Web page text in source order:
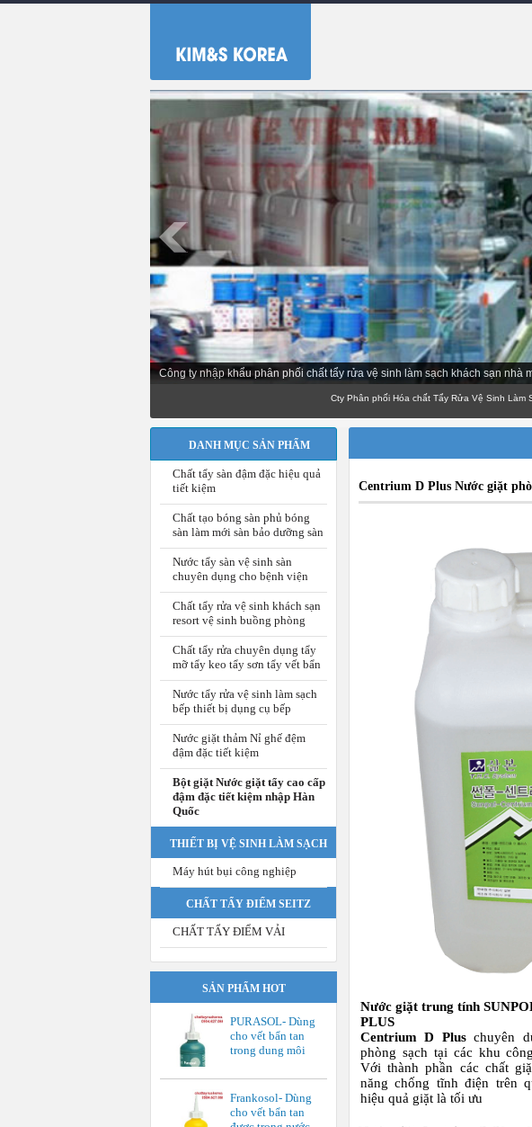
Công ty nhập khẩu phân phối chất tẩy rửa vệ sinh làm sạch khách sạn nhà
Cty Phân phối Hóa chất Tẩy Rửa Vệ Sinh Làm Sạch
DANH MỤC SẢN PHẨM
Chất tẩy sàn đậm đặc hiệu quả
tiết kiệm
Chất tạo bóng sàn phủ bóng
sàn làm mới sàn bảo dưỡng sàn
Nước tẩy sàn vệ sinh sàn
chuyên dụng cho bệnh viện
Chất tẩy rửa vệ sinh khách sạn
resort vệ sinh buồng phòng
Chất tẩy rửa chuyên dụng tẩy
mỡ tẩy keo tẩy sơn tẩy vết bẩn
Nước tẩy rửa vệ sinh làm sạch
bếp thiết bị dụng cụ bếp
Nước giặt thảm Nỉ ghế đệm
đậm đặc tiết kiệm
Bột giặt Nước giặt tẩy cao cấp
đậm đặc tiết kiệm nhập Hàn
Quốc
THIẾT BỊ VỆ SINH LÀM SẠCH
Máy hút bụi công nghiệp
CHẤT TẨY ĐIỂM SEITZ
CHẤT TẨY ĐIỂM VẢI
SẢN PHẨM HOT
PURASOL- Dùng
cho vết bẩn tan
trong dung môi
Frankosol- Dùng
cho vết bẩn tan
Centrium D Plus Nước giặt
Nước giặt trung tính
PLUS
Centrium D Plus chuyên
phòng sạch tại các khu
Với thành phần các chất
năng chống tĩnh điện trên
hiệu quả giặt là tối ưu